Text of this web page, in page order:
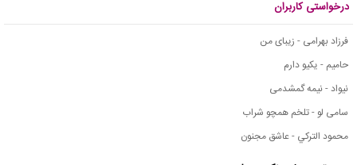
درخواستی کاربران
فرزاد بهرامی - زیبای من
حامیم - یکیو دارم
نیواد - نیمه گمشدمی
سامی لو - تلخم همچو شراب
محمود التركي - عاشق مجنون